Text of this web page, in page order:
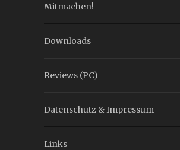
Mitmachen!
Downloads
Reviews (PC)
Datenschutz & Impressum
Links